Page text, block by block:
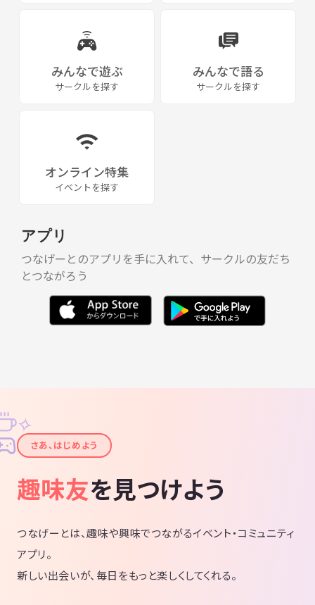
みんなで遊ぶ
サークルを探す
みんなで語る
サークルを探す
オンライン特集
イベントを探す
アプリ
つなげーとのアプリを手に入れて、サークルの友だち
とつながろう
✦
✧
さあ、はじめよう
趣味友を見つけよう
つなげーとは、趣味や興味でつながるイベント・コミュニティ
アプリ。
新しい出会いが、毎日をもっと楽しくしてくれる。